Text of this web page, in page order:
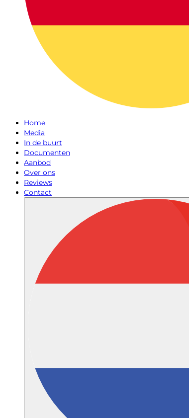
Home
Media
In de buurt
Documenten
Aanbod
Over ons
Reviews
Contact